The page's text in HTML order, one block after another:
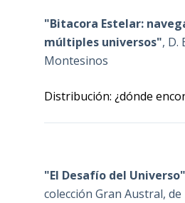
"Bitacora Estelar:
múltiples universos", D.
Montesinos
Distribución: ¿dónde
"El Desafío del Universo"
colección Gran Austral, de